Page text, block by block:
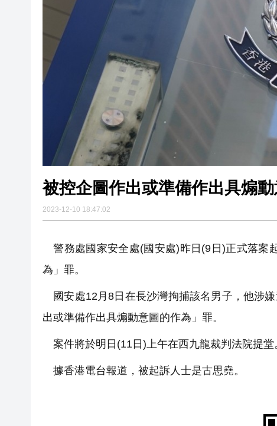
被控企圖作出或準備作出具煽
2023-12-10 18:47:02
警務處國家安全處(國安處)昨日(9日)正式落案
為」罪。
國安處12月8日在長沙灣拘捕該名男子，他涉
出或準備作出具煽動意圖的作為」罪。
案件將於明日(11日)上午在西九龍裁判法院提堂
據香港電台報道，被起訴人士是古思堯。